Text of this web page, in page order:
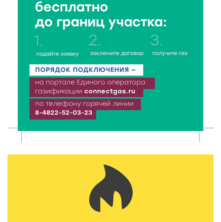
Виталий Королев дал старт новым туристическим
проектам в регионе
5 Авг 2026 15:32 283
В Калининском округе отметят День
физкультурника масштабной Спартакиадой
5 Авг 2026 15:25 227
От детских зон до полётов на шарах: в парке
«Гришкино» готовят масштабный праздник